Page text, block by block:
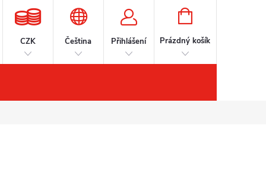
CZK Čeština Přihlášení
NÁKUPNÍ
Prázdný košík